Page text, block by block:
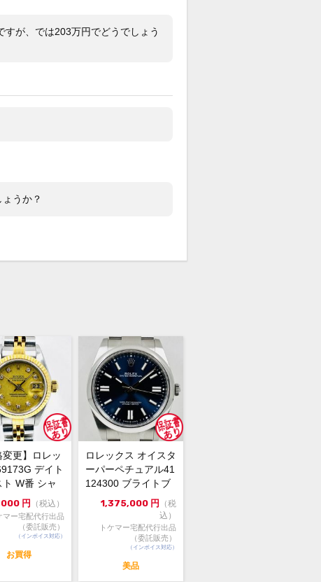
、白タグ、冊子類
が、では203万円でどうでしょう
うか？
変更】ロレッ
デイト
ト W番 シャ
ゴールド 中...
円 （税込）
マー宅配代行出品
（委託販売）
（インボイス対応）
お買得
ロレックス オイスタ
ーパーペチュアル41
124300 ブライトブ
ルー 2024年...
1,375,000 円
（税
込）
トケマー宅配代行出品
（委託販売）
（インボイス対応）
美品